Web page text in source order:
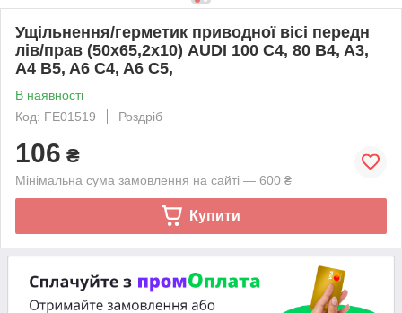
Ущільнення/герметик приводної вісі передн
лів/прав (50x65,2x10) AUDI 100 C4, 80 B4, A3,
A4 B5, A6 C4, A6 C5,
В наявності
Код: FE01519
Роздріб
106 ₴
Мінімальна сума замовлення на сайті — 600 ₴
Купити